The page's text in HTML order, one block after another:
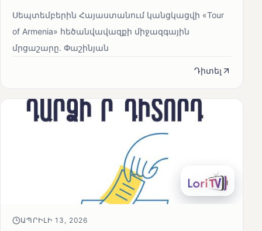
Սեպտեմբերին Հայաստանում կանցկացվի «Tour
of Armenia» հեծանվավազքի միջազգային
մրցաշարը. Փաշինյան
Դիտել
ԱՊՐԻԼԻ 13, 2026